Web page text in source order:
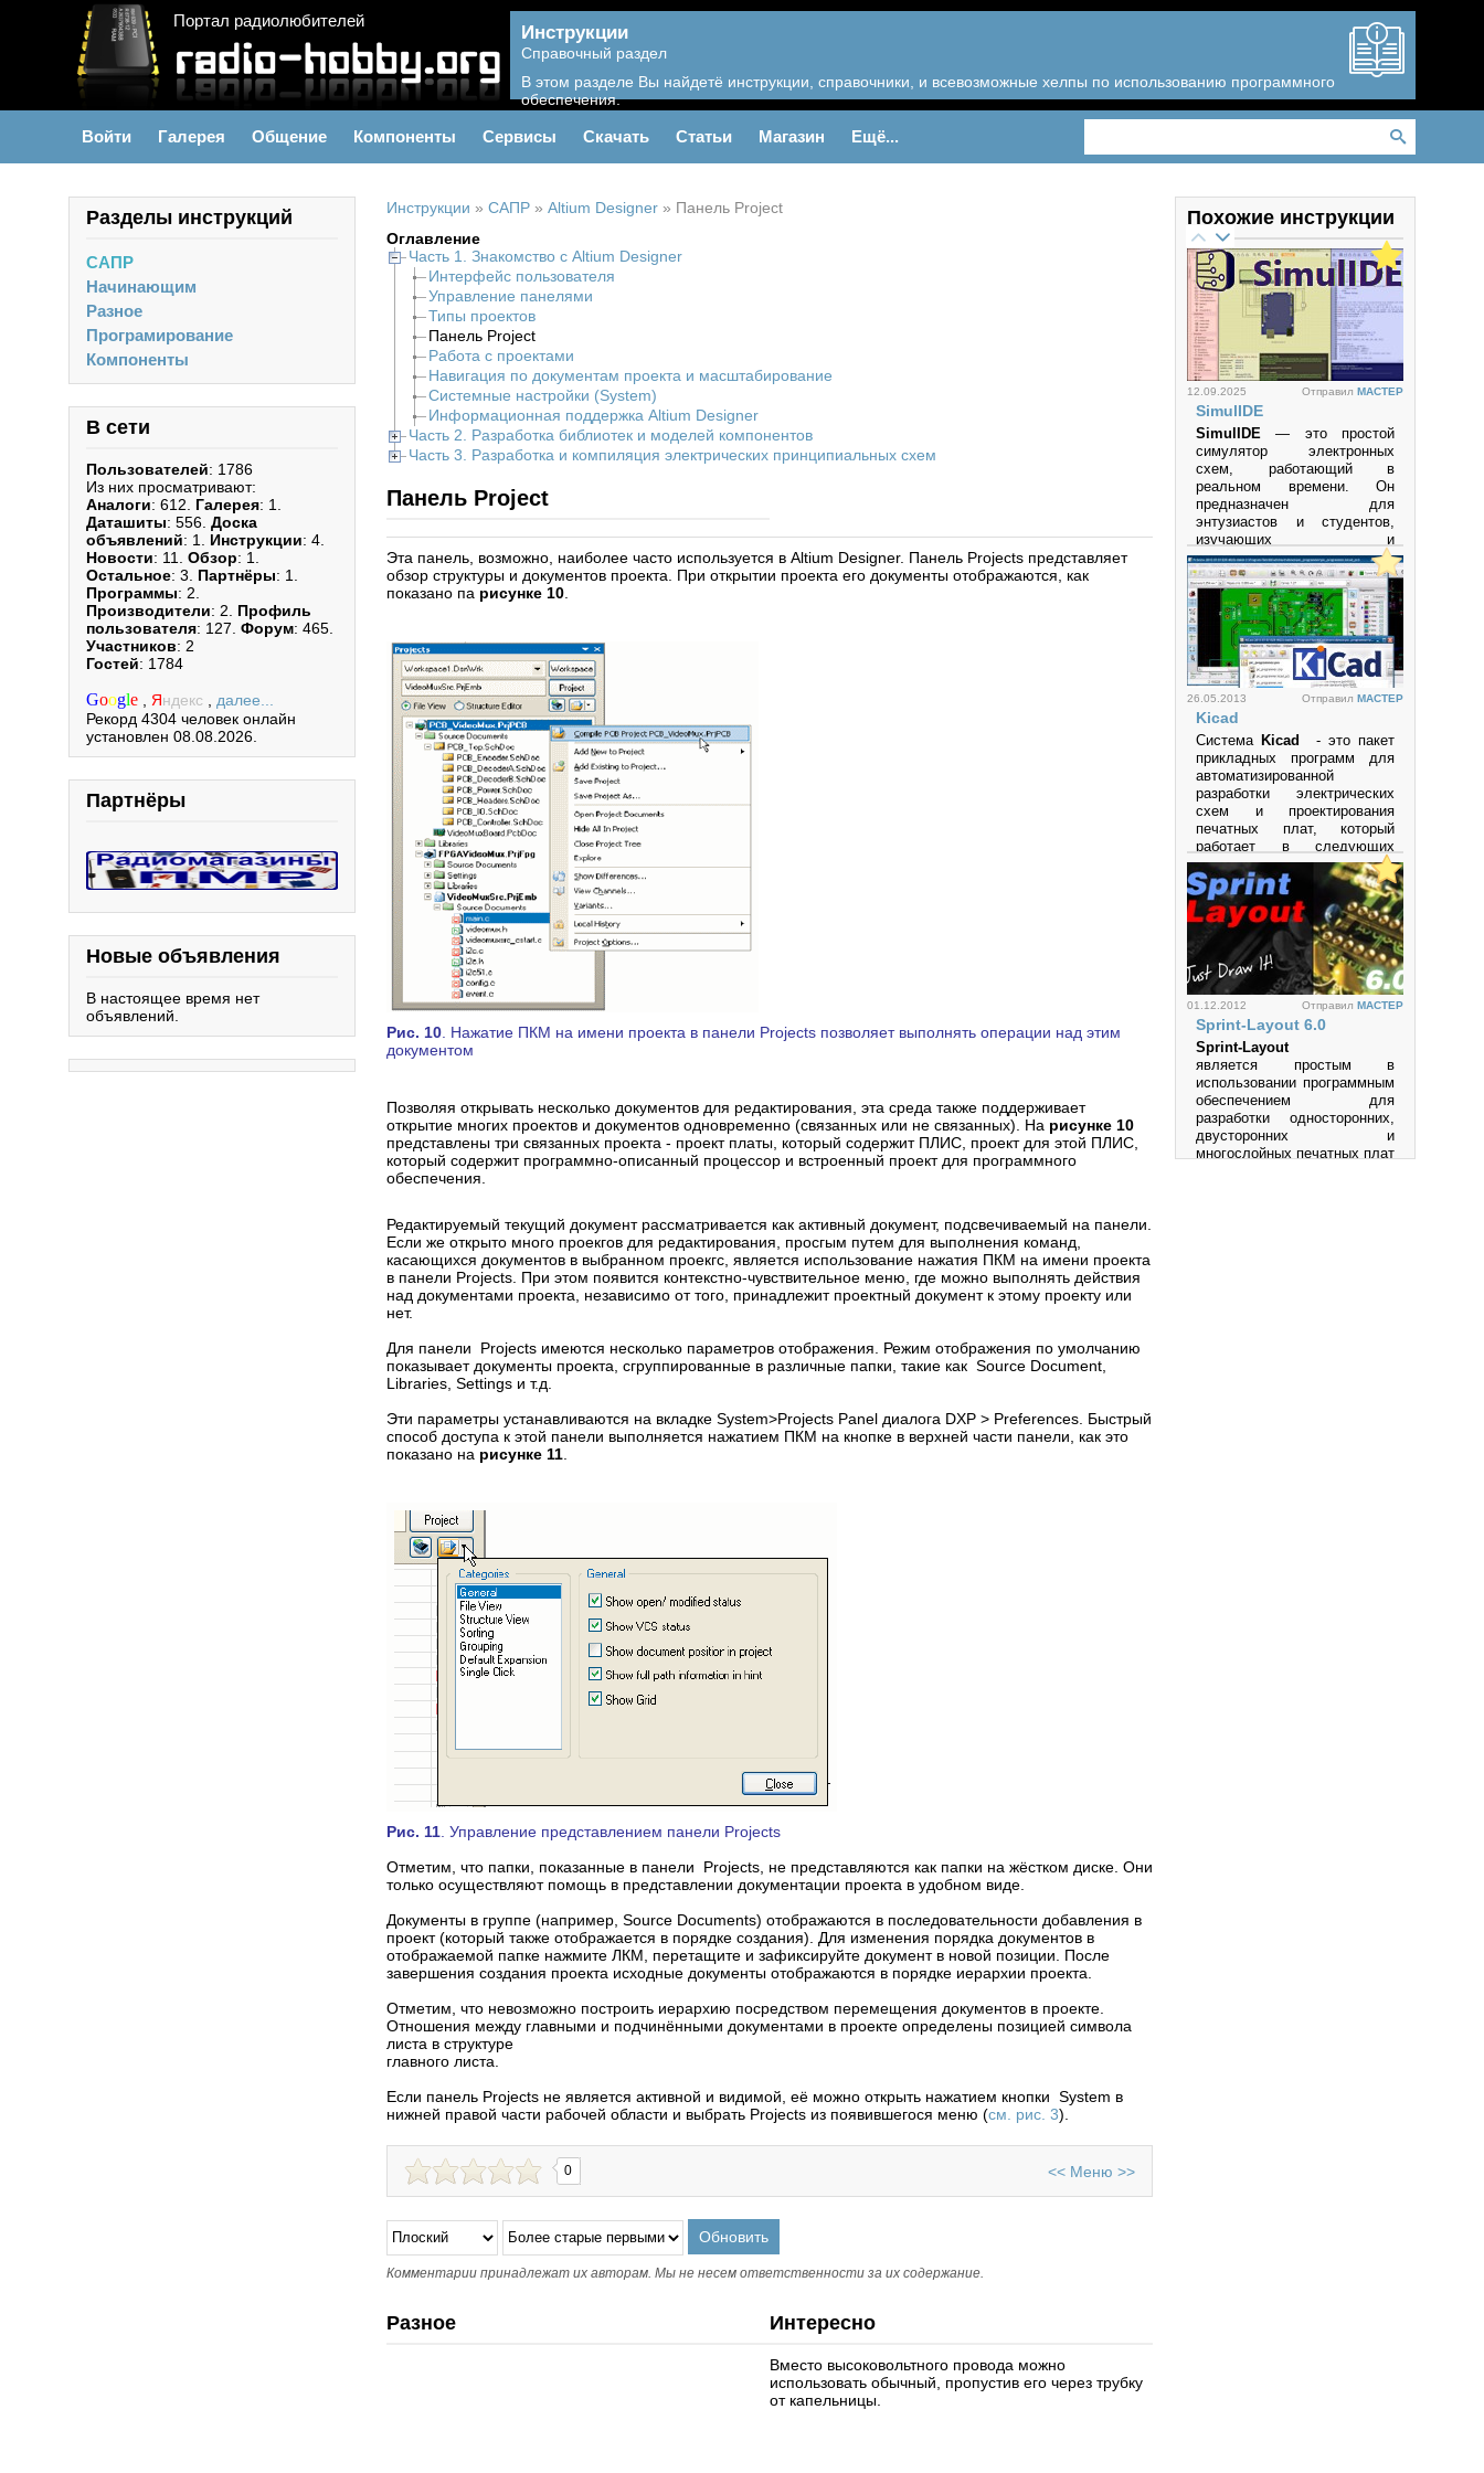
Портал радиолюбителей
Инструкции
Справочный раздел
В этом разделе Вы найдетё инструкции, справочники, и всевозможные хелпы по использованию программного
обеспечения.
Войти Галерея Общение Компоненты Сервисы Скачать Статьи Магазин Ещё...
Разделы инструкций
САПР
Начинающим
Разное
Програмирование
Компоненты
В сети
Пользователей: 1786
Из них просматривают:
Аналоги: 612. Галерея: 1.
Даташиты: 556. Доска
объявлений: 1. Инструкции: 4.
Новости: 11. Обзор: 1.
Остальное: 3. Партнёры: 1.
Программы: 2.
Производители: 2. Профиль
пользователя: 127. Форум: 465.
Участников: 2
Гостей: 1784
Google Яндекс
далее...
Рекорд 4304 человек онлайн
установлен 08.08.2026.
Партнёры
Новые объявления
В настоящее время нет
объявлений.
Инструкции » САПР » Altium Designer » Панель Project
Оглавление
Часть 1. Знакомство с Altium Designer
Интерфейс пользователя
Управление панелями
Типы проектов
Панель Project
Работа с проектами
Навигация по документам проекта и масштабирование
Системные настройки (System)
Информационная поддержка Altium Designer
Часть 2. Разработка библиотек и моделей компонентов
Часть 3. Разработка и компиляция электрических принципиальных схем
Панель Project
Эта панель, возможно, наиболее часто используется в Altium Designer. Панель Projects представляет
обзор структуры и документов проекта. При открытии проекта его документы отображаются, как
показано па рисунке 10
Рис. 10 . Нажатие ПКМ на имени проекта в панели Projects позволяет выполнять операции над этим
документом
Позволяя открывать несколько документов для редактирования, эта среда также поддерживает
открытие многих проектов и документов одновременно (связанных или не связанных). На рисунке 10
представлены три связанных проекта - проект платы, который содержит ПЛИС, проект для этой ПЛИС,
который содержит программно-описанный процессор и встроенный проект для программного
обеспечения.
Редактируемый текущий документ рассматривается как активный документ, подсвечиваемый на панели.
Если же открыто много проекгов для редактирования, просгым путем для выполнения команд,
касающихся документов в выбранном проекгс, является использование нажатия ПКМ на имени проекта
в панели Projects. При этом появится контекстно-чувствительное меню, где можно выполнять действия
над документами проекта, независимо от того, принадлежит проектный документ к этому проекту или
нет.
Для панели Projects имеются несколько параметров отображения. Режим отображения по умолчанию
показывает документы проекта, сгруппированные в различные папки, такие как Source Document,
Libraries, Settings и т.д.
Эти параметры устанавливаются на вкладке System>Projects Panel диалога DXP > Preferences. Быстрый
способ доступа к этой панели выполняется нажатием ПКМ на кнопке в верхней части панели, как это
показано на рисунке 11
Рис. 11 . Управление представлением панели Projects
Отметим, что папки, показанные в панели Projects, не представляются как папки на жёстком диске. Они
только осуществляют помощь в представлении документации проекта в удобном виде.
Документы в группе (например, Source Documents) отображаются в последовательности добавления в
проект (который также отображается в порядке создания). Для изменения порядка документов в
отображаемой папке нажмите ЛКМ, перетащите и зафиксируйте документ в новой позиции. После
завершения создания проекта исходные документы отображаются в порядке иерархии проекта.
Отметим, что невозможно построить иерархию посредством перемещения документов в проекте.
Отношения между главными и подчинёнными документами в проекте определены позицией символа
листа в структуре
главного листа.
Если панель Projects не является активной и видимой, её можно открыть нажатием кнопки System в
нижней правой части рабочей области и выбрать Projects из появившегося меню (см. рис. 3).
0 << Меню >>
Комментарии принадлежат их авторам. Мы не несем ответственности за их содержание.
Разное Интересно
Вместо высоковольтного провода можно
использовать обычный, пропустив его через трубку
от капельницы.
Похожие инструкции
12.09.2025 Отправил MACTEP
SimulIDE
SimulIDE — это простой
симулятор электронных
схем, работающий в
реальном времени. Он
предназначен для
энтузиастов и студентов,
изучающих и
экспериментирующих с
аналоговыми и цифровыми
электронными схемами, а
также с
микроконтроллерами.
Программа поддерживает
микроконтроллеры и
микропроцессоры семейств
PIC
AVR и другие.
Просмотров: 27672
26.05.2013 Отправил MACTEP
Kicad
Система Kicad
- это пакет
прикладных программ для
автоматизированной
разработки электрических
схем и проектирования
печатных плат, который
работает в следующих
операционных системах:
• LINUX
• Windows XP
• Mac OS
Просмотров: 46170
01.12.2012 Отправил MACTEP
Sprint-Layout 6.0
Sprint-Layout
является простым в
использовании программным
обеспечением для
разработки односторонних,
двусторонних и
многослойных печатных плат